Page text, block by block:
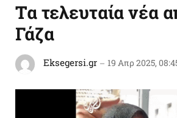
Τα τελευταία νέα
Γάζα
Eksegersi.gr 19 Απρ 2025,